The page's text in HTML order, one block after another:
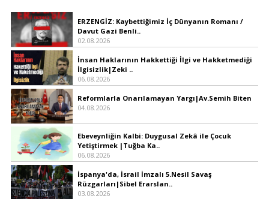
ERZENGİZ: Kaybettiğimiz İç Dünyanın Romanı /
Davut Gazi Benli..
02.08.2026
İnsan Haklarının Hakkettiği İlgi ve Hakketmediği
İlgisizlik|Zeki ..
06.08.2026
Reformlarla Onarılamayan Yargı|Av.Semih Biten
04.08.2026
Ebeveynliğin Kalbi: Duygusal Zekâ ile Çocuk
Yetiştirmek |Tuğba Ka..
06.08.2026
İspanya'da, İsrail İmzalı 5.Nesil Savaş
Rüzgarları|Sibel Erarslan..
03.08.2026